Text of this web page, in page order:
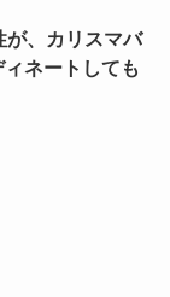
が、カリスマバ
ネートしても